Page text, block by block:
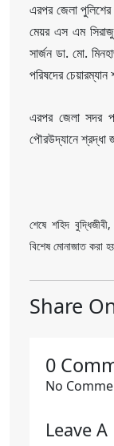
এরপর জেলা
মেয়র এস এম
সার্জন ডা. মো.
পরিষদের
এরপর জেলা সদর
পৌরউদ্যানে শ্রদ্ধা
শেষে শহিদ
বিশেষ মোনাজাত করা
Share
0
No
Leave